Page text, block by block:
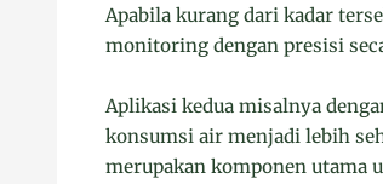
Apabila kurang dari kadar
monitoring dengan presisi
Aplikasi kedua misalnya
konsumsi air menjadi lebih
merupakan komponen utama